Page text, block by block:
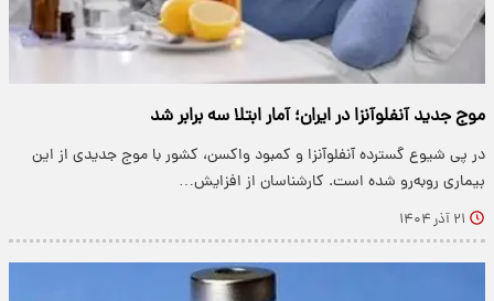
موج جدید آنفلوآنزا در ایران؛ آمار ابتلا سه برابر شد
در پی شیوع گسترده آنفلوآنزا و کمبود واکسن، کشور با موج جدیدی از این
بیماری روبه‌رو شده است. کارشناسان از افزایش…
۲۱ آذر ۱۴۰۴